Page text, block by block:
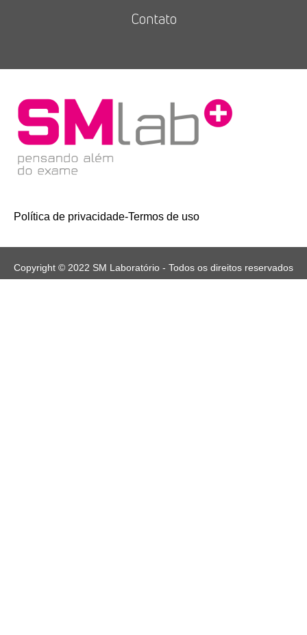
Contato
Política de privacidade-Termos de uso
Copyright © 2022 SM Laboratório - Todos os direitos reservados